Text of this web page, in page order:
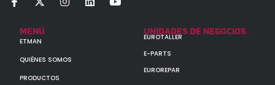
MENÚ
ETMAN
QUIÉNES SOMOS
PRODUCTOS
UNIDADES DE NEGOCIOS
EUROTALLER
E-PARTS
EUROREPAR